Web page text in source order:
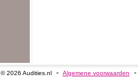
© 2026 Audities.nl Algemene voorwaarden